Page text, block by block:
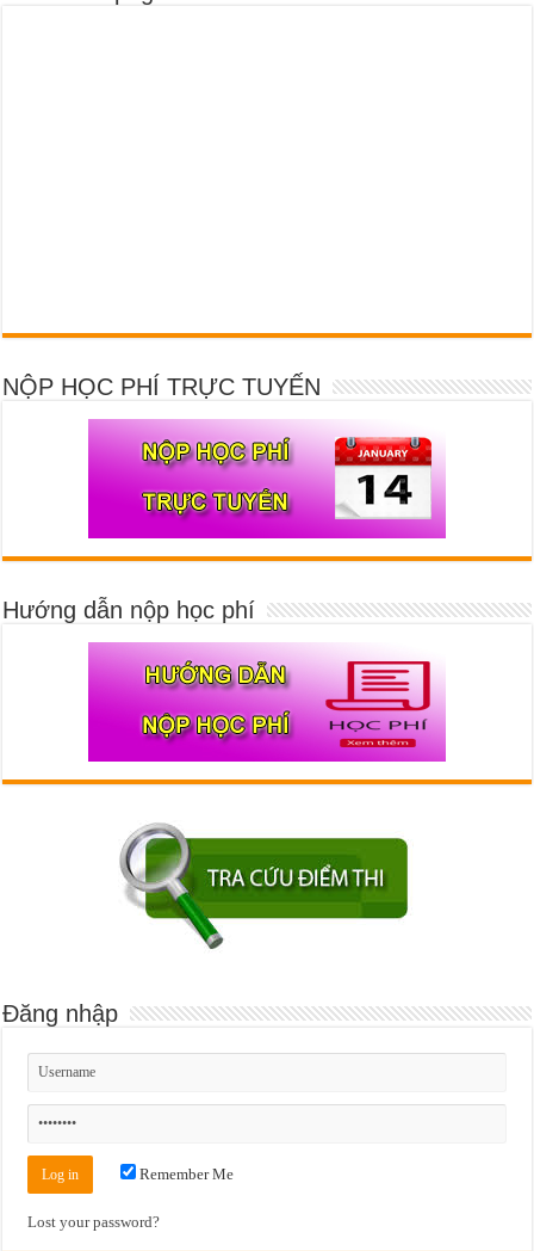
NỘP HỌC PHÍ TRỰC TUYẾN
Hướng dẫn nộp học phí
Đăng nhập
Remember Me
Lost your password?